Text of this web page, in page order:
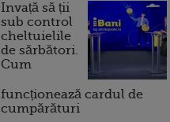
Invață să ții
sub control
cheltuielile
de sărbători.
Cum
funcționează cardul de
cumpărături